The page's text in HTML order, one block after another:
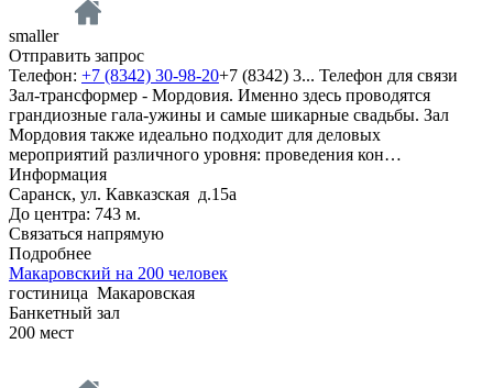
smaller
Отправить запрос
Телефон: +7 (8342) 30-98-20+7 (8342) 3... Телефон для связи
Зал-трансформер - Мордовия. Именно здесь проводятся
грандиозные гала-ужины и самые шикарные свадьбы. Зал
Мордовия также идеально подходит для деловых
мероприятий различного уровня: проведения кон…
Информация
Саранск, ул. Кавказская д.15а
До центра: 743 м.
Связаться напрямую
Подробнее
Макаровский на 200 человек
гостиница Макаровская
Банкетный зал
200 мест